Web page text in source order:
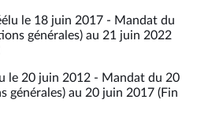
le 18 juin 2017 - Mandat du
générales) au 21 juin 2022
le 20 juin 2012 - Mandat du 20
générales) au 20 juin 2017 (Fin